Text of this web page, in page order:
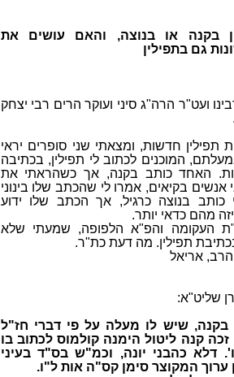
בקנה או בנוצה, והאם עושים את
גם בתפילין
ועט"ר הרה"ג סיני ועוקר הרים רבי יצחק
תפילין חדשות, ומצאתי שני סופרים יראי
המוכנים לכתוב לי תפילין, בכתיבה
האחד כותב בקנה, אך כשהראתי את
אנשים בקיאים, אמרו לי שהכתב שלו בינוני
כותב בנוצה כרגיל, אך הכתב שלו ידוע
מהם כדאי יותר.
העקומה והפ"א הלפופה, שמעתי שלא
תפילין. מה דעת כת"ר.
הרב, אריאל
שליט"א:
בקנה, שיש לו מעלה על פי דברי חז"ל
קנה ליטול הימנה קולמוס לכתוב בו
דלא כהבני יונה, וכמ"ש בס"ד בעיני
ערוך המקוצר סימן קס"ה אות ל"ו.